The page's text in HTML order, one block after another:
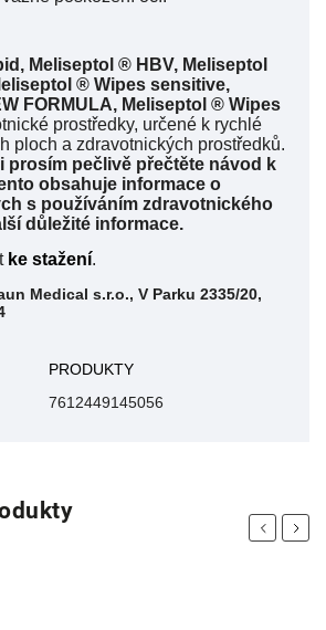
Meliseptol ® HBV, Meliseptol
® Wipes sensitive,
FORMULA, Meliseptol ® Wipes
prostředky, určené k rychlé
ploch a zdravotnických prostředků.
prosím pečlivě přečtěte návod k
obsahuje informace o
s používáním zdravotnického
důležité informace.
ke stažení.
Medical s.r.o., V Parku 2335/20,
PRODUKTY
7612449145056
PreviousNext